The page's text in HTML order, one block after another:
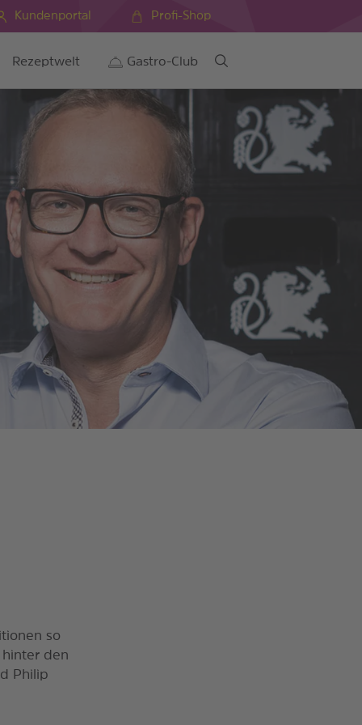
Kundenportal Profi-Shop
Rezeptwelt Gastro-Club
so
den
Philip